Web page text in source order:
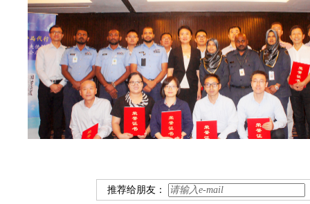
推荐给朋友：